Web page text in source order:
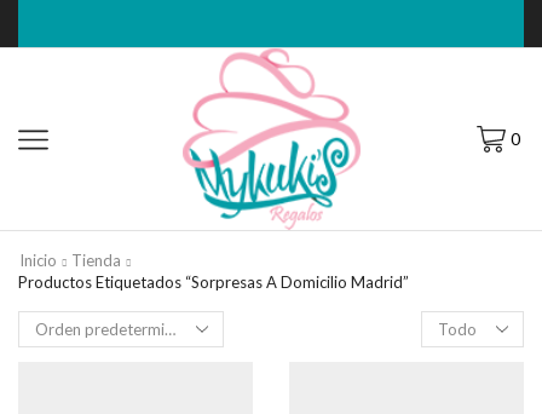
0
Inicio
Tienda
Productos Etiquetados “sorpresas A Domicilio Madrid”
Filas
por